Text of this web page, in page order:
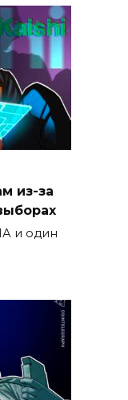
из-за
и один